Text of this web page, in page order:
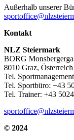
Außerhalb unserer
Kontakt
NLZ Steiermark
BORG
8010 Graz, Österreich
Tel.
Tel. Sportbüro: +43
Tel. Trainer: +43
© 2024